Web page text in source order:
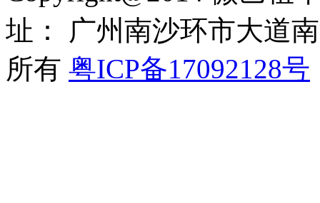
址： 广州南沙环市大道
所有 粤ICP备17092128号